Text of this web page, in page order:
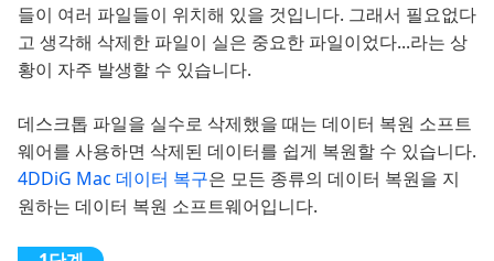
들이 여러 파일들이 위치해 있을 것입니다. 그래서 필요없다
고 생각해 삭제한 파일이 실은 중요한 파일이었다...라는 상
황이 자주 발생할 수 있습니다.
데스크톱 파일을 실수로 삭제했을 때는 데이터 복원 소프트
웨어를 사용하면 삭제된 데이터를 쉽게 복원할 수 있습니다.
4DDiG Mac 데이터 복구은 모든 종류의 데이터 복원을 지
원하는 데이터 복원 소프트웨어입니다.